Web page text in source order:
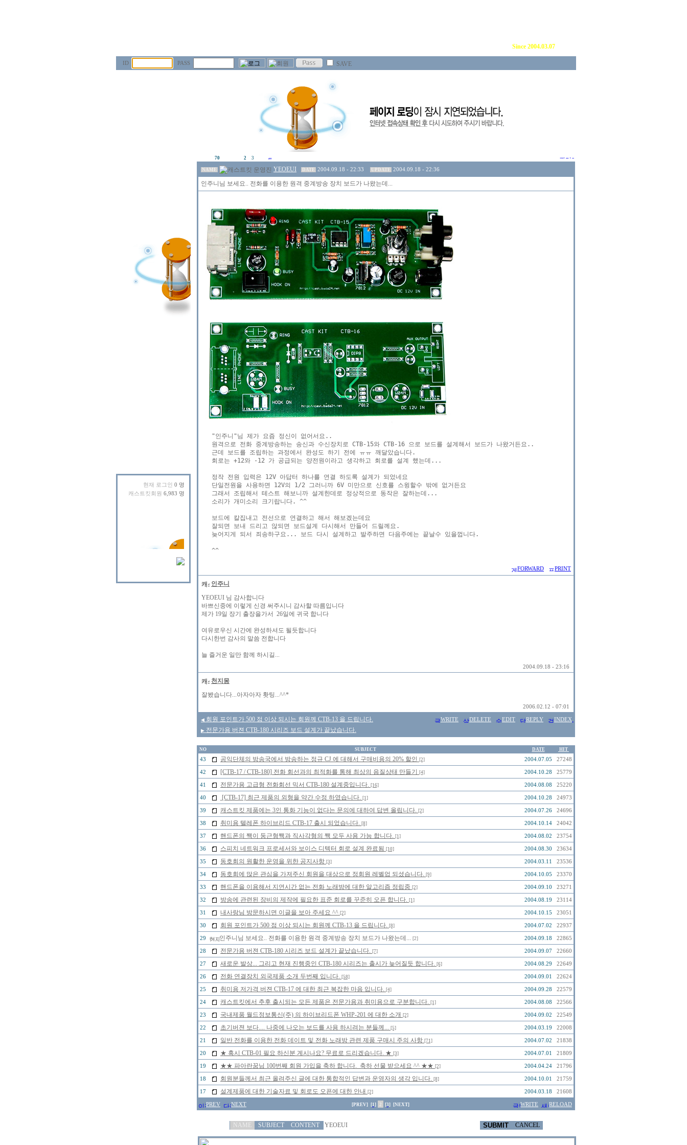
ID PASS SAVE
현재 로그인 0 명
캐스트킷회원 6,983 명
70 2 3
NAME YEOEUI DATE 2004.09.18 - 22:33 UPDATE 2004.09.18 - 22:36
인주니님 보세요.. 전화를 이용한 원격 중계방송 장치 보드가 나왔는데...
   "인주니"님 제가 요즘 정신이 없어서요..
   원격으로 전화 중계방송하는 송신과 수신장치로 CTB-15와 CTB-16 으로 보드를 설계해서 보드가 나왔거든요..
   근데 보드를 조립하는 과정에서 완성도 하기 전에 ㅠㅠ 깨달았습니다.
   회로는 +12와 -12 가 공급되는 양전원이라고 생각하고 회로를 설계 했는데...
   정작 전원 입력은 12V 아답터 하나를 연결 하도록 설계가 되었네요
   단일전원을 사용하면 12V의 1/2 그러니까 6V 미만으로 신호를 스윙할수 밖에 없거든요
   그래서 조립해서 테스트 해보니까 설계한데로 정상적으로 동작은 잘하는데...
   소리가 개미소리 크기랍니다. ^^
   보드에 칼집내고 전선으로 연결하고 해서 해보겠는데요
   잘되면 보내 드리고 않되면 보드설계 다시해서 만들어 드릴께요.
   늦어지게 되서 죄송하구요... 보드 다시 설계하고 발주하면 다음주에는 끝날수 있을껍니다.
FORWARD PRINT
인주니
YEOEUI 님 감사합니다
바쁘신중에 이렇게 신경 써주시니 감사할 따름입니다
제가 19일 장기 출장을가서 26일에 귀국 합니다
여유로우신 시간에 완성하셔도 될듯합니다
다시한번 감사의 말씀 전합니다
늘 즐거운 일만 함께 하시길...
2004.09.18 - 23:16
천지몽
잘봤습니다...아자아자 홧팅...^^*
2006.02.12 - 07:01
◀ 회원 포인트가 500 점 이상 되시는 회원께 CTB-13 을 드립니다.
▶ 전문가용 버젼 CTB-180 시리즈 보드 설계가 끝났습니다.
WRITE DELETE EDIT REPLY INDEX
NO SUBJECT DATE HIT
43 공익단체의 방송국에서 방송하는 정규 CJ 에 대해서 구매비용의 20% 할인 [2] 2004.07.05 27248
42 [CTB-17 / CTB-180] 전화 회선과의 최적화를 통해 최상의 음질상태 만들기 [4] 2004.10.28 25779
41 전문가용 고급형 전화회선 믹서 CTB-180 설계중입니다. [16] 2004.08.08 25220
40 [CTB-17] 최근 제품의 외형을 약간 수정 하였습니다. [1] 2004.10.28 24973
39 캐스트킷 제품에는 3인 통화 기능이 없다는 문의에 대하여 답변 올립니다. [2] 2004.07.26 24696
38 취미용 텔레폰 하이브리드 CTB-17 출시 되었습니다. [8] 2004.10.14 24042
37 핸드폰의 짹이 둥근형짹과 직사각형의 짹 모두 사용 가능 합니다. [1] 2004.08.02 23754
36 스피치 네트워크 프로세서와 보이스 디텍터 회로 설계 완료됨 [10] 2004.08.30 23634
35 동호회의 원활한 운영을 위한 공지사항 [3] 2004.03.11 23536
34 동호회에 많은 관심을 가져주신 회원을 대상으로 정회원 레벨업 되셨습니다. [9] 2004.10.05 23370
33 핸드폰을 이용해서 지연시간 없는 전화 노래방에 대한 알고리즘 정립중 [2] 2004.09.10 23271
32 방송에 관련된 장비의 제작에 필요한 표준 회로를 꾸준히 오픈 합니다. [1] 2004.08.19 23114
31 내사랑님 방문하시면 이글을 보아 주세요 ^^ [2] 2004.10.15 23051
30 회원 포인트가 500 점 이상 되시는 회원께 CTB-13 을 드립니다. [8] 2004.07.02 22937
29 인주니님 보세요.. 전화를 이용한 원격 중계방송 장치 보드가 나왔는데... [2] 2004.09.18 22865
28 전문가용 버젼 CTB-180 시리즈 보드 설계가 끝났습니다. [7] 2004.09.07 22660
27 새로운 발상... 그리고 현재 진행중인 CTB-180 시리즈는 출시가 늦어질듯 합니다. [6] 2004.08.29 22649
26 전화 연결장치 외국제품 소개 두번째 입니다. [58] 2004.09.01 22624
25 취미용 저가격 버젼 CTB-17 에 대한 최근 복잡한 마음 입니다. [4] 2004.09.28 22579
24 캐스트킷에서 추후 출시되는 모든 제품은 전문가용과 취미용으로 구분합니다. [1] 2004.08.08 22566
23 국내제품 월드정보통신(주) 의 하이브리드폰 WHP-201 에 대한 소개 [2] 2004.09.02 22549
22 초기버젼 보다.... 나중에 나오는 보드를 사용 하시려는 분들께... [5] 2004.03.19 22008
21 일반 전화를 이용한 전화 데이트 및 전화 노래방 관련 제품 구매시 주의 사항 [71] 2004.07.02 21838
20 ★ 혹시 CTB-01 필요 하신분 계시나요? 무료로 드리겠습니다. ★ [3] 2004.07.01 21809
19 ★★ 파아란꿈님 100번째 회원 가입을 축하 합니다. 축하 선물 받으세요 ^^ ★★ [2] 2004.04.24 21796
18 회원분들께서 최근 올려주신 글에 대한 통합적인 답변과 운영자의 생각 입니다. [8] 2004.10.01 21759
17 설계제품에 대한 기술자료 및 회로도 오픈에 대한 안내 [2] 2004.03.18 21608
PREV NEXT [PREV] [1] 2 [3] [NEXT] WRITE RELOAD
SUBMIT